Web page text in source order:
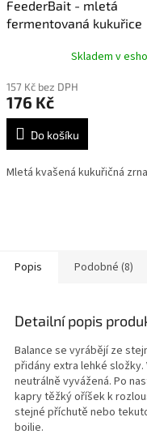
FeederBait - mletá
fermentovaná kukuřice
Skladem v
157 Kč bez DPH
176 Kč
Do košíku
Mletá kvašená kukuřičná
Popis Podobné (8)
Detailní popis
Balance se vyrábějí ze
přidány extra lehké složky.
neutrálně vyvážená. Po
kapry těžký oříšek k
stejné příchutě nebo
boilie.